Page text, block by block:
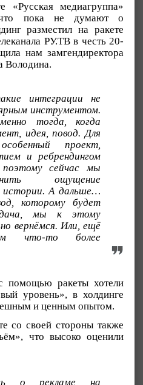
«Русская медиагруппа»
что пока не думают о
разместил на ракете
РУ.ТВ в честь 20-
нам замгендиректора
Володина.
интеграции не
инструментом.
тогда, когда
идея, повод. Для
проект,
и ребрендингом
поэтому сейчас мы
ощущение
истории. А дальше…
которому будет
мы к этому
вернёмся. Или, ещё
что-то более
ракеты хотели
уровень», в холдинге
и ценным опытом.
со своей стороны также
что высоко оценили
о рекламе на